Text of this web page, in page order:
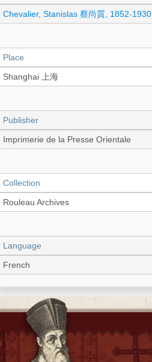
Chevalier, Stanislas 蔡尚質, 1852-1930
Place
Shanghai 上海
Publisher
Imprimerie de la Presse Orientale
Collection
Rouleau Archives
Language
French
Type